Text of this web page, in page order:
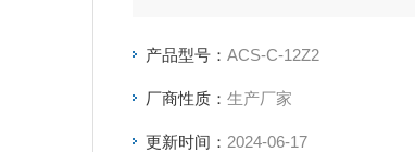
产品型号： ACS-C-12Z2
厂商性质： 生产厂家
更新时间： 2024-06-17